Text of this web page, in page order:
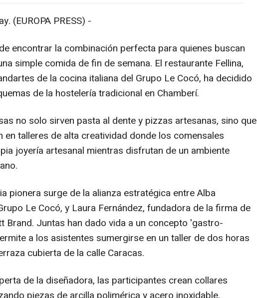
(EUROPA PRESS) -
encontrar la combinación perfecta para quienes buscan
simple comida de fin de semana. El restaurante Fellina,
de la cocina italiana del Grupo Le Cocó, ha decidido
de la hostelería tradicional en Chamberí.
no solo sirven pasta al dente y pizzas artesanas, sino que
en talleres de alta creatividad donde los comensales
joyería artesanal mientras disfrutan de un ambiente
pionera surge de la alianza estratégica entre Alba
Le Cocó, y Laura Fernández, fundadora de la firma de
Brand. Juntas han dado vida a un concepto 'gastro-
a los asistentes sumergirse en un taller de dos horas
cubierta de la calle Caracas.
de la diseñadora, las participantes crean collares